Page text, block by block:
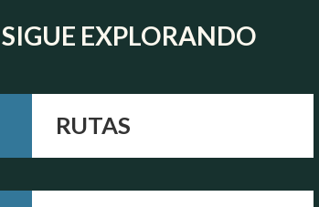
SIGUE EXPLORANDO
RUTAS